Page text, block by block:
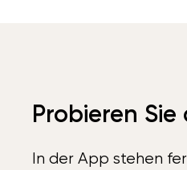
Probieren
In der App stehen